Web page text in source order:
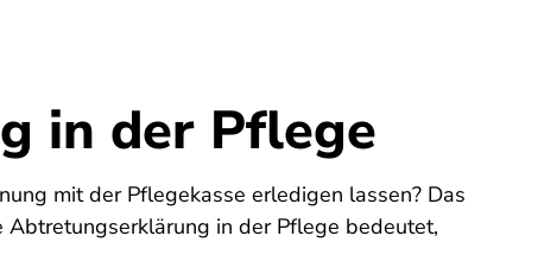
in der Pflege
mit der Pflegekasse erledigen lassen? Das
in der Pflege bedeutet,